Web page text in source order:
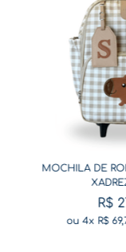
MOCHILA DE
R$
ou 4x R$ 69,